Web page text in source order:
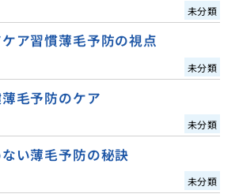
未分類
ア習慣薄毛予防の視点
未分類
毛予防のケア
未分類
い薄毛予防の秘訣
未分類